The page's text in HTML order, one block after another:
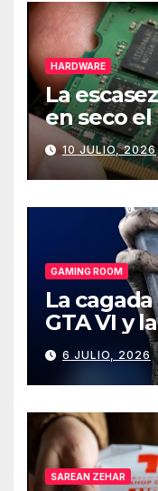
HARDWARE
La
en seco
de PCs
10 JULIO, 2026
GAMING ROOM
La
GTA VI y
Gaming
6 JULIO, 2026
SAREAN ZEHAR